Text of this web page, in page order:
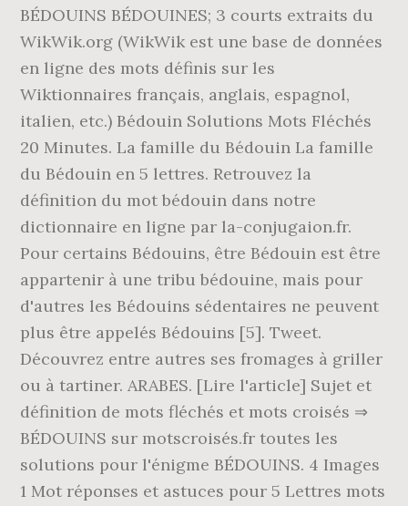
BÉDOUINS BÉDOUINES; 3 courts extraits du
WikWik.org (WikWik est une base de données
en ligne des mots définis sur les
Wiktionnaires français, anglais, espagnol,
italien, etc.) Bédouin Solutions Mots Fléchés
20 Minutes. La famille du Bédouin La famille
du Bédouin en 5 lettres. Retrouvez la
définition du mot bédouin dans notre
dictionnaire en ligne par la-conjugaion.fr.
Pour certains Bédouins, être Bédouin est être
appartenir à une tribu bédouine, mais pour
d'autres les Bédouins sédentaires ne peuvent
plus être appelés Bédouins [5]. Tweet.
Découvrez entre autres ses fromages à griller
ou à tartiner. ARABES. [Lire l'article] Sujet et
définition de mots fléchés et mots croisés ⇒
BÉDOUINS sur motscroisés.fr toutes les
solutions pour l'énigme BÉDOUINS. 4 Images
1 Mot réponses et astuces pour 5 Lettres mots